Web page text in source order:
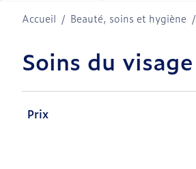
Accueil / Beauté, soins et hygiène /
Soins du visage
Prix